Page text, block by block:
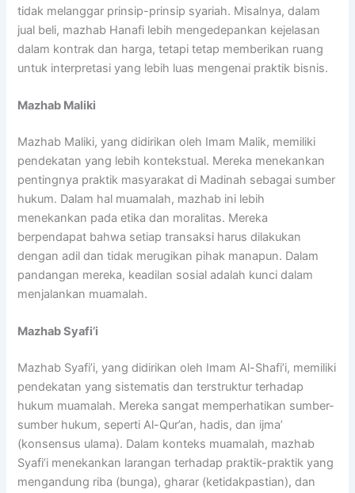
tidak melanggar prinsip-prinsip syariah. Misalnya, dalam
jual beli, mazhab Hanafi lebih mengedepankan kejelasan
dalam kontrak dan harga, tetapi tetap memberikan ruang
untuk interpretasi yang lebih luas mengenai praktik bisnis.
Mazhab Maliki
Mazhab Maliki, yang didirikan oleh Imam Malik, memiliki
pendekatan yang lebih kontekstual. Mereka menekankan
pentingnya praktik masyarakat di Madinah sebagai sumber
hukum. Dalam hal muamalah, mazhab ini lebih
menekankan pada etika dan moralitas. Mereka
berpendapat bahwa setiap transaksi harus dilakukan
dengan adil dan tidak merugikan pihak manapun. Dalam
pandangan mereka, keadilan sosial adalah kunci dalam
menjalankan muamalah.
Mazhab Syafi’i
Mazhab Syafi’i, yang didirikan oleh Imam Al-Shafi’i, memiliki
pendekatan yang sistematis dan terstruktur terhadap
hukum muamalah. Mereka sangat memperhatikan sumber-
sumber hukum, seperti Al-Qur’an, hadis, dan ijma’
(konsensus ulama). Dalam konteks muamalah, mazhab
Syafi’i menekankan larangan terhadap praktik-praktik yang
mengandung riba (bunga), gharar (ketidakpastian), dan